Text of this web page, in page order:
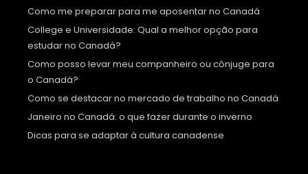
Como me preparar para me aposentar no Canadá
College e Universidade: Qual a melhor opção para
estudar no Canadá?
Como posso levar meu companheiro ou cônjuge para
o Canadá?
Como se destacar no mercado de trabalho no Canadá
Janeiro no Canadá: o que fazer durante o inverno
Dicas para se adaptar à cultura canadense